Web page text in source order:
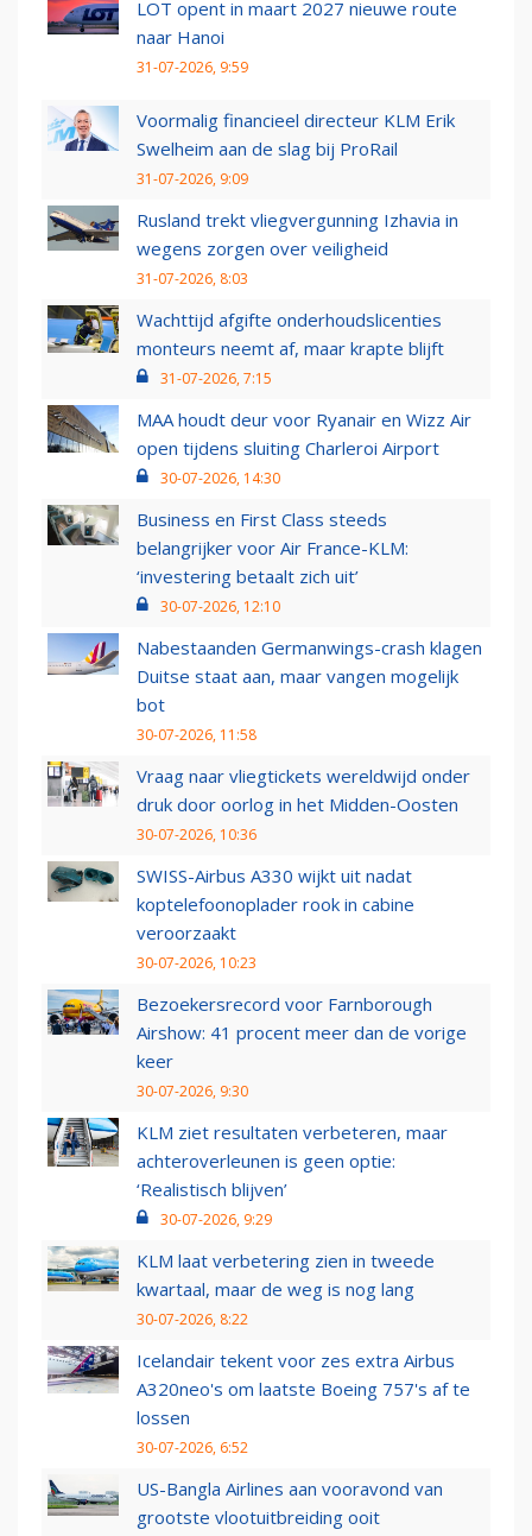
LOT opent in maart 2027 nieuwe route
naar Hanoi
31-07-2026, 9:59
Voormalig financieel directeur KLM Erik
Swelheim aan de slag bij ProRail
31-07-2026, 9:09
Rusland trekt vliegvergunning Izhavia in
wegens zorgen over veiligheid
31-07-2026, 8:03
Wachttijd afgifte onderhoudslicenties
monteurs neemt af, maar krapte blijft
31-07-2026, 7:15
MAA houdt deur voor Ryanair en Wizz Air
open tijdens sluiting Charleroi Airport
30-07-2026, 14:30
Business en First Class steeds
belangrijker voor Air France-KLM:
‘investering betaalt zich uit’
30-07-2026, 12:10
Nabestaanden Germanwings-crash klagen
Duitse staat aan, maar vangen mogelijk
bot
30-07-2026, 11:58
Vraag naar vliegtickets wereldwijd onder
druk door oorlog in het Midden-Oosten
30-07-2026, 10:36
SWISS-Airbus A330 wijkt uit nadat
koptelefoonoplader rook in cabine
veroorzaakt
30-07-2026, 10:23
Bezoekersrecord voor Farnborough
Airshow: 41 procent meer dan de vorige
keer
30-07-2026, 9:30
KLM ziet resultaten verbeteren, maar
achteroverleunen is geen optie:
‘Realistisch blijven’
30-07-2026, 9:29
KLM laat verbetering zien in tweede
kwartaal, maar de weg is nog lang
30-07-2026, 8:22
Icelandair tekent voor zes extra Airbus
A320neo's om laatste Boeing 757's af te
lossen
30-07-2026, 6:52
US-Bangla Airlines aan vooravond van
grootste vlootuitbreiding ooit